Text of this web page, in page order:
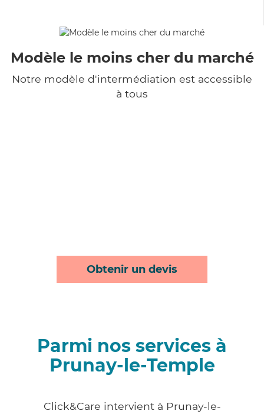
Modèle le moins cher du marché
Notre modèle d'intermédiation est accessible
à tous
Obtenir un devis
Parmi nos services à
Prunay-le-Temple
Click&Care intervient à Prunay-le-